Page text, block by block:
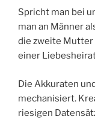
Spricht man bei
man an Männer
die zweite Mutter
einer
Die Akkuraten
mechanisiert.
riesigen